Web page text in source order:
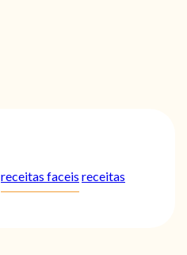
receitas faceis receitas